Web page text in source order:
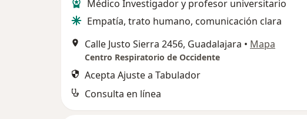
Médico Investigador y profesor universitario
Empatía, trato humano, comunicación clara
Calle Justo Sierra 2456, Guadalajara • Mapa
Centro Respiratorio de Occidente
Acepta Ajuste a Tabulador
Consulta en línea